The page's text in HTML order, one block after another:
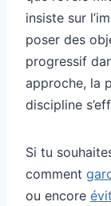
insiste sur
poser des
progressif
approche, la
discipline
Si tu
comment
ou encore